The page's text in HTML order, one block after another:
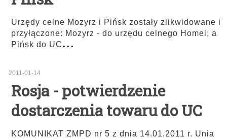
Urzędy celne Mozyrz i Pińsk zostały zlikwidowane i
przyłączone: Mozyrz - do urzędu celnego Homel; a
Pińsk do UC ...
2011-01-14
Rosja - potwierdzenie
dostarczenia towaru do UC
KOMUNIKAT ZMPD nr 5 z dnia 14.01.2011 r. Unia